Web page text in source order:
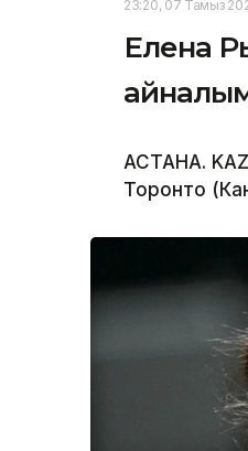
23:20, 07 Тамыз
Елена
АСТАНА.
Торонто